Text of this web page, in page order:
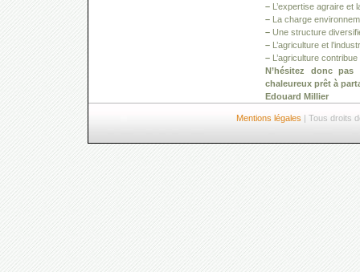
– L’expertise agraire et
– La charge
– Une structure
– L’agriculture et
– L’agriculture
N’hésitez donc
chaleureux prêt à
Edouard Millier
Mentions légales | Tous droits